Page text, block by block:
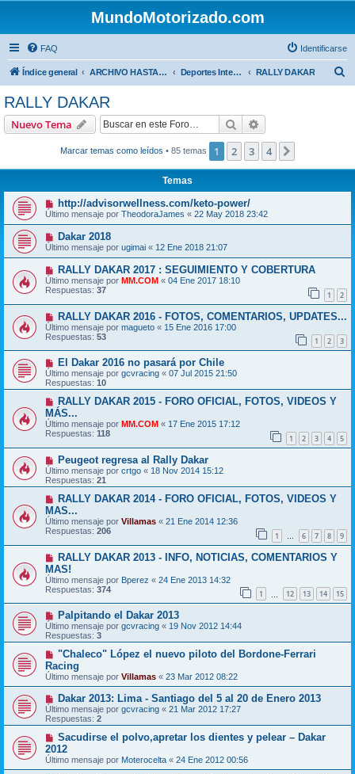
MundoMotorizado.com
FAQ Identificarse
Índice general ARCHIVO HASTA 2018 Deportes Internacionales RALLY DAKAR
RALLY DAKAR
Nuevo Tema Buscar
Marcar temas como leídos • 85 temas 1 2 3 4
Temas
http://advisorwellness.com/keto-power/
Último mensaje por TheodoraJames « 22 May 2018 23:42
Dakar 2018
Último mensaje por ugimai « 12 Ene 2018 21:07
RALLY DAKAR 2017 : SEGUIMIENTO Y COBERTURA
Último mensaje por MM.COM « 04 Ene 2017 18:10
Respuestas: 37 1 2
RALLY DAKAR 2016 - FOTOS, COMENTARIOS, UPDATES...
Último mensaje por magueto « 15 Ene 2016 17:00
Respuestas: 53 1 2 3
El Dakar 2016 no pasará por Chile
Último mensaje por gcvracing « 07 Jul 2015 21:50
Respuestas: 10
RALLY DAKAR 2015 - FORO OFICIAL, FOTOS, VIDEOS Y
MÁS...
Último mensaje por MM.COM « 17 Ene 2015 17:12
Respuestas: 118 1 2 3 4 5
Peugeot regresa al Rally Dakar
Último mensaje por crtgo « 18 Nov 2014 15:12
Respuestas: 21
RALLY DAKAR 2014 - FORO OFICIAL, FOTOS, VIDEOS Y
MAS...
Último mensaje por Villamas « 21 Ene 2014 12:36
Respuestas: 206 1 … 6 7 8 9
RALLY DAKAR 2013 - INFO, NOTICIAS, COMENTARIOS Y
MAS!
Último mensaje por Bperez « 24 Ene 2013 14:32
Respuestas: 374 1 12 13 14 15
Palpitando el Dakar 2013
Último mensaje por gcvracing « 19 Nov 2012 14:44
Respuestas: 3
"Chaleco" López el nuevo piloto del Bordone-Ferrari
Racing
Último mensaje por Villamas « 23 Mar 2012 08:22
Dakar 2013: Lima - Santiago del 5 al 20 de Enero 2013
Último mensaje por gcvracing « 21 Mar 2012 17:27
Respuestas: 2
Sacudirse el polvo,apretar los dientes y pelear – Dakar
2012
Último mensaje por Moterocelta « 24 Ene 2012 00:56